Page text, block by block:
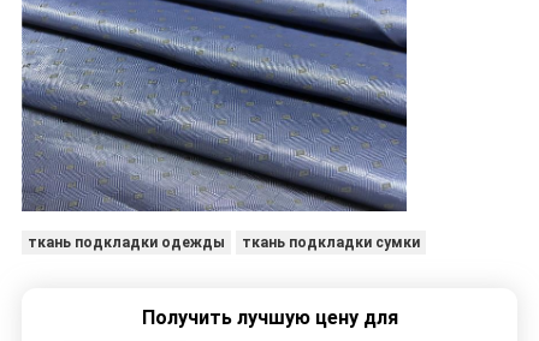
ткань подкладки одежды ткань подкладки сумки
Получить лучшую цену для